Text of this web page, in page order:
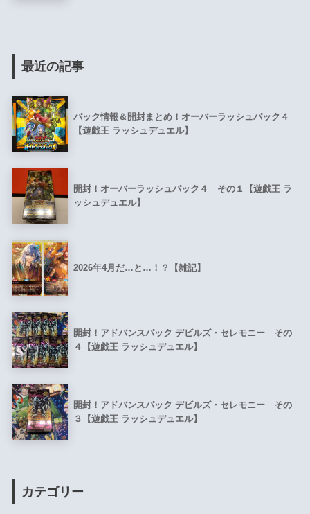
最近の記事
パック情報＆開封まとめ！オーバーラッシュパック４
【遊戯王 ラッシュデュエル】
開封！オーバーラッシュパック４ その１【遊戯王 ラ
ッシュデュエル】
2026年4月だ…と…！？【雑記】
開封！アドバンスパック デビルズ・セレモニー その
４【遊戯王 ラッシュデュエル】
開封！アドバンスパック デビルズ・セレモニー その
３【遊戯王 ラッシュデュエル】
カテゴリー